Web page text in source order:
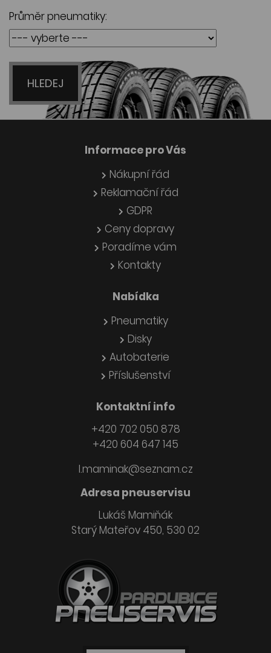
Průměr pneumatiky:
HLEDEJ
Informace pro Vás
Nákupní řád
Reklamační řád
GDPR
Ceny dopravy
Poradíme vám
Kontakty
Nabídka
Pneumatiky
Disky
Autobaterie
Příslušenství
Kontaktní info
+420 702 050 878
+420 604 647 145
l.maminak@seznam.cz
Adresa pneuservisu
Lukáš Mamiňák
Starý Mateřov 450, 530 02